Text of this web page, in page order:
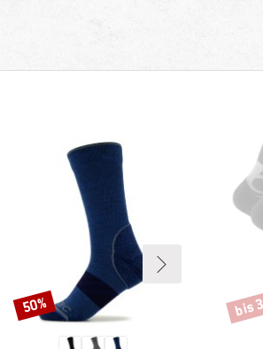
Rabatt
50% bis